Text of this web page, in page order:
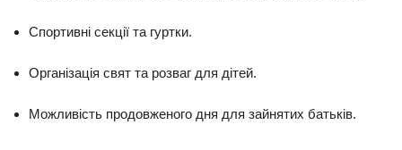
Спортивні секції та гуртки.
Організація свят та розваг для дітей.
Можливість продовженого дня для зайнятих батьків.